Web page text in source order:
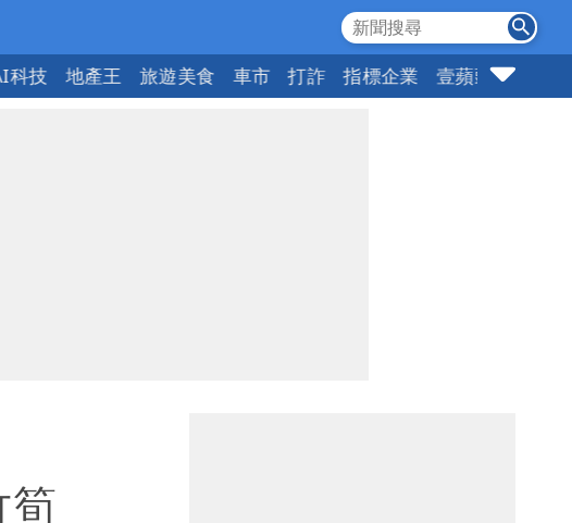
科技 地產王 旅遊美食 車市 打詐 指標企業 壹蘋頭家